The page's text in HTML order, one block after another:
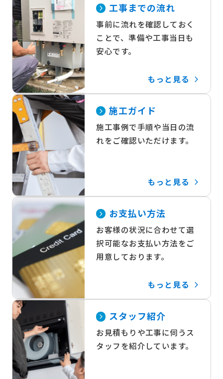
工事までの流れ
事前に流れを確認しておく
ことで、準備や工事当日も
安心です。
もっと見る
施工ガイド
施工事例で手順や当日の流
れをご確認いただけます。
もっと見る
お支払い方法
お客様の状況に合わせて選
択可能なお支払い方法をご
用意しております。
もっと見る
スタッフ紹介
お見積もりや工事に伺うス
タッフを紹介しています。